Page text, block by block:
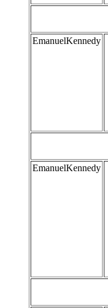
EmanuelKennedy
EmanuelKennedy